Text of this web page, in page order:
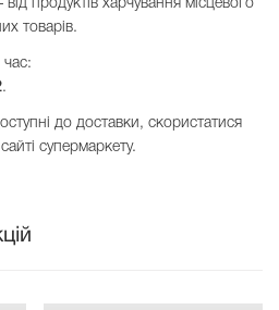
товарів.
.
до доставки, скористатися
супермаркету.